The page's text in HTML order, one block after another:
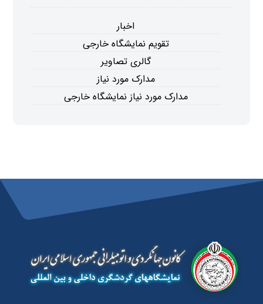
اخبار
تقویم نمایشگاه خارجی
گالری تصاویر
مدارک مورد نیاز
مدارک مورد نیاز نمایشگاه خارجی